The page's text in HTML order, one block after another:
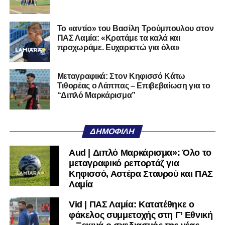
της Serie D στην Ιταλία, όπως οι Nocerina, S. Maria
Cilento και Castrovillari, έχοντας ξεκινήσει την
ποδοσφαιρική του διαδρομή από τον Απόλλωνα Σμύρνης.
Τον καλωσορίζουμε στην οικογένεια του Σαρωνικού και
του ευχόμαστε υγεία και επιτυχίες.»
Ακολουθήστε τοlamiara.grστοGoogle Newsγια να
μαθαίνετε πρώτοι τα κυανόλευκα νέα στην Ελλάδα και τον
Twitterκαι στοInstagram
μαθαίνετε σε χρόνο dt όλα τα νέα.
Το «αντίο» του Βασίλη Τρούμπουλου στον
ΠΑΣ Λαμία: «Κρατάμε τα καλά και
προχωράμε. Ευχαριστώ για όλα»
Μεταγραφικά: Στον Κηφισσό Κάτω
Τιθορέας ο Λάππας – Επιβεβαίωση για το
“Διπλό Μαρκάρισμα”
ΔΗΜΟΦΙΛΉ
Aud | Διπλό Μαρκάρισμα»: Όλο το
μεταγραφικό ρεπορτάζ για
Κηφισσό, Αστέρα Σταυρού και ΠΑΣ
Λαμία
Vid | ΠΑΣ Λαμία: Κατατέθηκε ο
φάκελος συμμετοχής στη Γ’ Εθνική